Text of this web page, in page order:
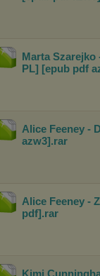
Marta Szarejko
PL] [epub pdf
Alice Feeney -
azw3] .rar
Alice Feeney -
pdf] .rar
Kimi